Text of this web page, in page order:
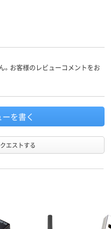
。お客様のレビューコメントをお
を書く
エストする